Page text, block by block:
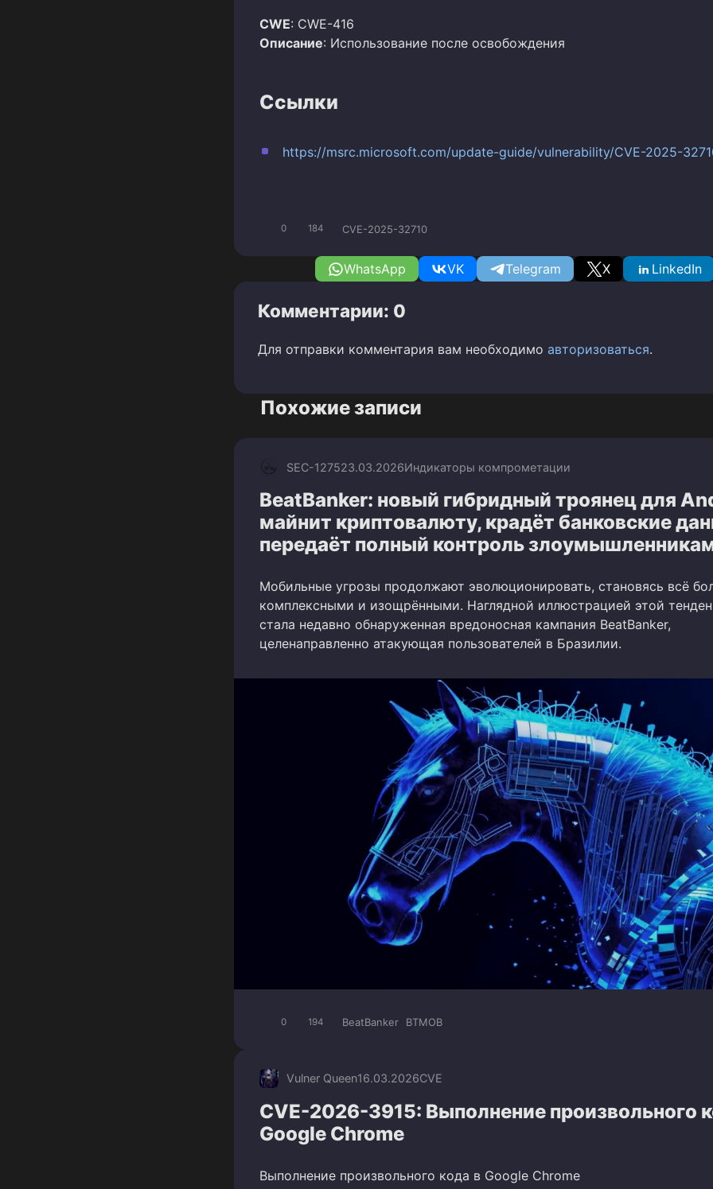
CWE: CWE-416
Описание: Использование после освобождения
Ссылки
https://msrc.microsoft.com/update-guide/vulnerability/CVE-2025-
0 184 CVE-2025-32710
WhatsApp VK Telegram X LinkedIn
Комментарии: 0
Для отправки комментария вам необходимо авторизоваться.
Похожие записи
SEC-127523.03.2026Индикаторы компрометации
BeatBanker: новый гибридный троянец для
майнит криптовалюту, крадёт банковские
передаёт полный контроль
Мобильные угрозы продолжают эволюционировать, становясь всё
комплексными и изощрёнными. Наглядной иллюстрацией этой
стала недавно обнаруженная вредоносная кампания BeatBanker,
целенаправленно атакующая пользователей в Бразилии.
0 194 BeatBanker BTMOB
Vulner Queen16.03.2026CVE
CVE-2026-3915: Выполнение произвольного
Google Chrome
Выполнение произвольного кода в Google Chrome